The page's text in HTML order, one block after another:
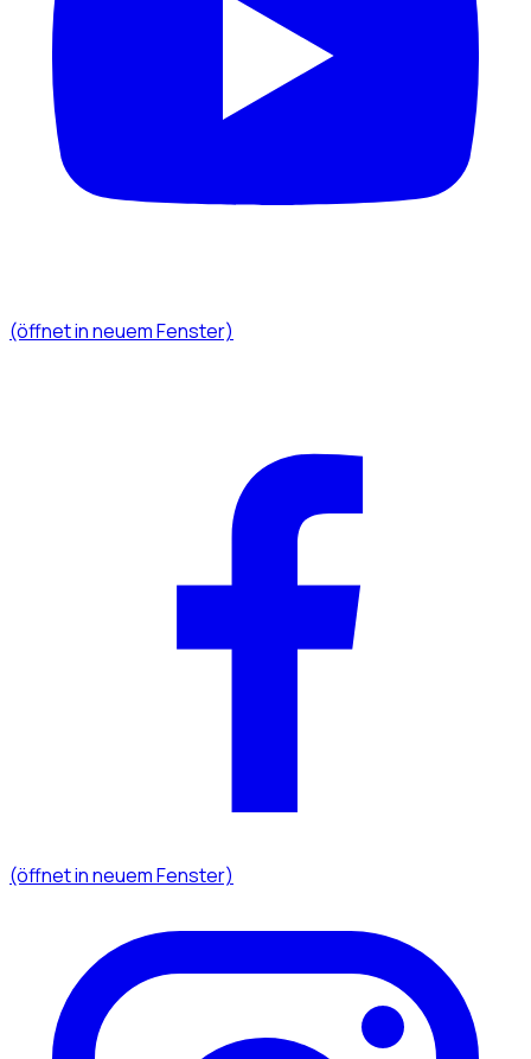
(öffnet in neuem Fenster)
(öffnet in neuem Fenster)